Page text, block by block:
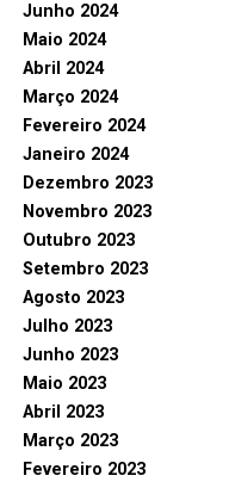
Junho 2024
Maio 2024
Abril 2024
Março 2024
Fevereiro 2024
Janeiro 2024
Dezembro 2023
Novembro 2023
Outubro 2023
Setembro 2023
Agosto 2023
Julho 2023
Junho 2023
Maio 2023
Abril 2023
Março 2023
Fevereiro 2023